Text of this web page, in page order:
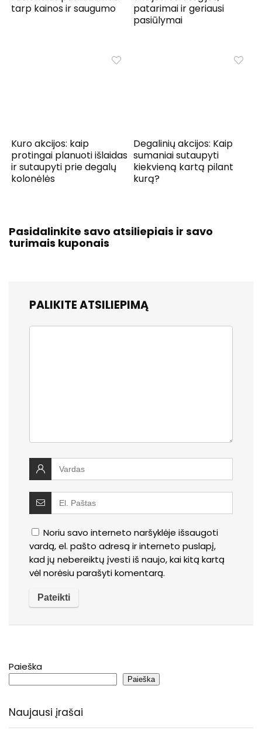
tarp kainos ir saugumo
patarimai ir geriausi
pasiūlymai
Kuro akcijos: kaip
protingai planuoti išlaidas
ir sutaupyti prie degalų
kolonėlės
Degalinių akcijos: Kaip
sumaniai sutaupyti
kiekvieną kartą pilant
kurą?
Pasidalinkite savo atsiliepiais ir savo
turimais kuponais
PALIKITE ATSILIEPIMĄ
Noriu savo interneto naršyklėje išsaugoti
vardą, el. pašto adresą ir interneto puslapį,
kad jų nebereiktų įvesti iš naujo, kai kitą kartą
vėl norėsiu parašyti komentarą.
Paieška
Paieška
Naujausi įrašai